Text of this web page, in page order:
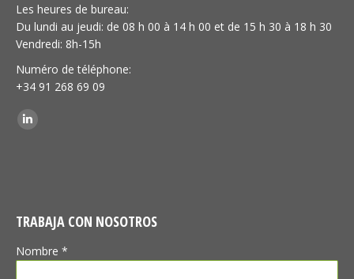
Les heures de bureau:
Du lundi au jeudi: de 08 h 00 à 14 h 00 et de 15 h 30 à 18 h 30
Vendredi: 8h-15h
Numéro de téléphone:
+34 91 268 69 09
Trouvez nous sur :
LinkedIn
TRABAJA CON NOSOTROS
Nombre *